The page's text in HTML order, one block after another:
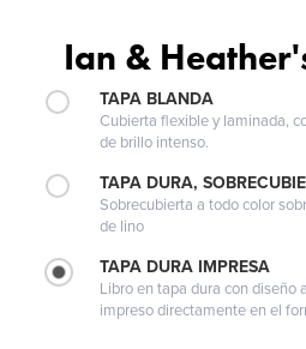
Ian &
TAPA BLANDA
Cubierta flexible y laminada,
de brillo intenso.
TAPA DURA,
Sobrecubierta a todo color
de lino
TAPA DURA IMPRESA
Libro en tapa dura con diseño
impreso directamente en el